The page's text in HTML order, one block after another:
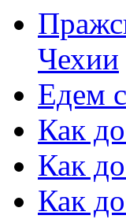
Чехии
Едем
Как
Как
Как